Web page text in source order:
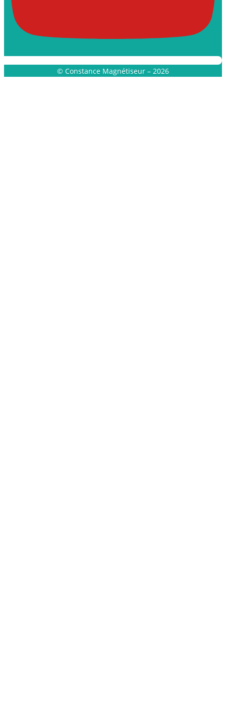
© Constance Magnétiseur – 2026